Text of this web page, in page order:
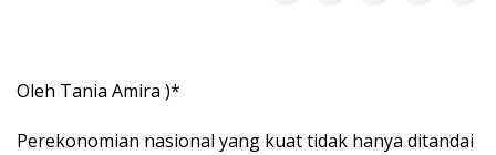
Oleh Tania Amira )*
Perekonomian nasional yang kuat tidak hanya ditandai